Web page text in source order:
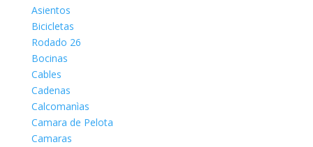
Asientos
Bicicletas
Rodado 26
Bocinas
Cables
Cadenas
Calcomanìas
Camara de Pelota
Camaras